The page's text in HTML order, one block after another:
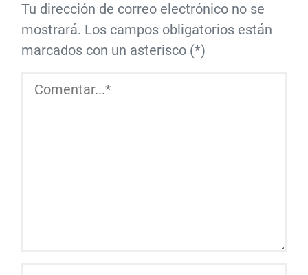
Tu dirección de correo electrónico no se
mostrará. Los campos obligatorios están
marcados con un asterisco (*)